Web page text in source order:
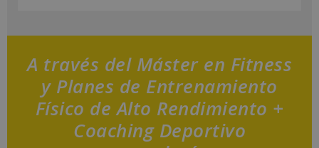
A través del Máster en Fitness
y Planes de Entrenamiento
Físico de Alto Rendimiento +
Coaching Deportivo